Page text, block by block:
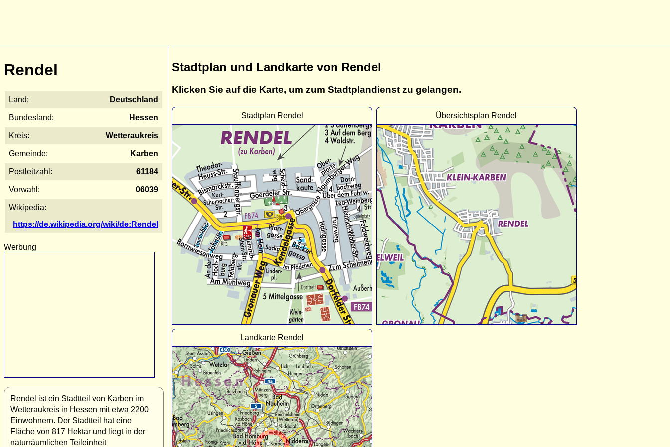
Rendel
Land: Deutschland
Bundesland: Hessen
Kreis: Wetteraukreis
Gemeinde: Karben
Postleitzahl: 61184
Vorwahl: 06039
Wikipedia:
https://de.wikipedia.org/wiki/de:Rendel
Werbung
Rendel ist ein Stadtteil von Karben im
Wetteraukreis in Hessen mit etwa 2200
Einwohnern. Der Stadtteil hat eine
Fläche von 817 Hektar und liegt in der
naturräumlichen Teileinheit
Stadtplan und Landkarte von Rendel
Klicken Sie auf die Karte, um zum Stadtplandienst zu gelangen.
Stadtplan Rendel Übersichtsplan Rendel
Landkarte Rendel